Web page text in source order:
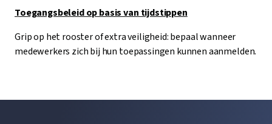
Toegangsbeleid op basis van tijdstippen
Grip op het rooster of extra veiligheid: bepaal wanneer
medewerkers zich bij hun toepassingen kunnen aanmelden.